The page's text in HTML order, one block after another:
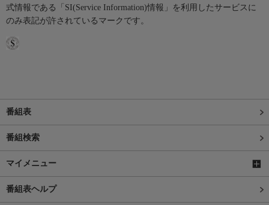
式情報である「SI(Service Information)情報」を利用したサービスに
のみ表記が許されているマークです。
番組表
番組検索
マイメニュー
番組表ヘルプ